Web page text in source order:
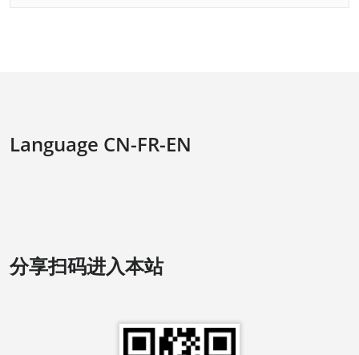
Language CN-FR-EN
分享扫码进入本站